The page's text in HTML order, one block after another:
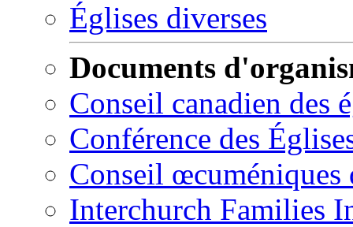
Églises diverses
Documents
Conseil canadien des
Conférence des
Conseil œcuméniques
Interchurch Families